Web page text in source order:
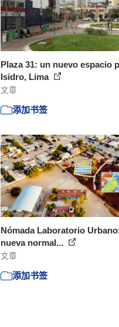
Plaza 31: un nuevo espacio
Isidro, Lima
文章
添加书签
Nómada Laboratorio
nueva normal...
文章
添加书签